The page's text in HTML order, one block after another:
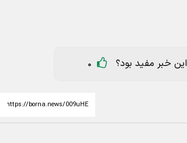
این خبر مفید بود؟ 0